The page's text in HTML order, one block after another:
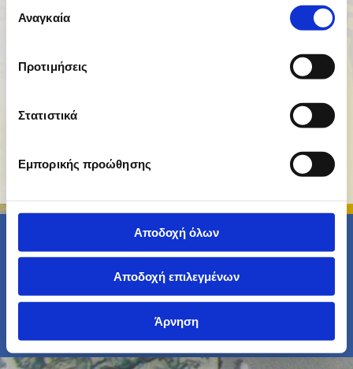
των υπηρεσιών τους.
συγκατάθεσης
Αναγκαία
Προτιμήσεις
Στατιστικά
Εμπορικής προώθησης
Αποδοχή όλων
Αποδοχή επιλεγμένων
Άρνηση
© Copyright 2012, ILISSIA STAMPS - ΣΙΤΑΡΕΝΙΟΣ ΙΩΑΝΝΗΣ Γ., Γραμματόσημα
Φιλοτελικά
Παπαδιαμαντοπούλου 68, Ιλίσια, Αθήνα, 15771, Τηλ.:
Κατασκευή Ιστοσελίδων: